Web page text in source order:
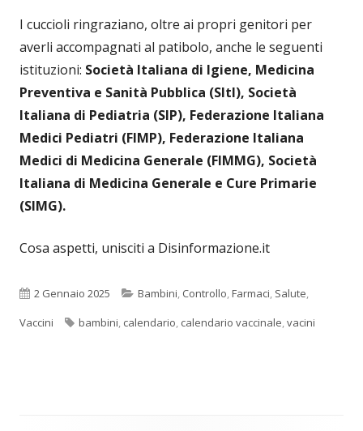
I cuccioli ringraziano, oltre ai propri genitori per
averli accompagnati al patibolo, anche le seguenti
istituzioni: Società Italiana di Igiene, Medicina
Preventiva e Sanità Pubblica (SItI), Società
Italiana di Pediatria (SIP), Federazione Italiana
Medici Pediatri (FIMP), Federazione Italiana
Medici di Medicina Generale (FIMMG), Società
Italiana di Medicina Generale e Cure Primarie
(SIMG).
Cosa aspetti, unisciti a Disinformazione.it
Pubblicato
2 Gennaio 2025 Categorie
Bambini, Controllo,Farmaci, Salute,
Vaccini
Tag
bambini, calendario, calendario vaccinale,vacini